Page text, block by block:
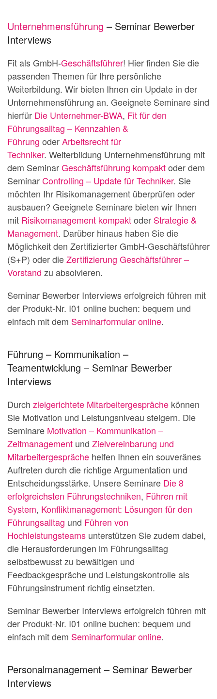
Unternehmensführung – Seminar Bewerber
Interviews
Fit als GmbH-Geschäftsführer! Hier finden Sie die
passenden Themen für Ihre persönliche
Weiterbildung. Wir bieten Ihnen ein Update in der
Unternehmensführung an. Geeignete Seminare sind
hierfür Die Unternehmer-BWA, Fit für den
Führungsalltag – Kennzahlen &
Führung oderArbeitsrecht für
Techniker. Weiterbildung Unternehmensführung mit
dem SeminarGeschäftsführung kompaktoder dem
Seminar Controlling – Update für Techniker. Sie
möchten Ihr Risikomanagement überprüfen oder
ausbauen? Geeignete Seminare bieten wir Ihnen
mit Risikomanagement kompaktoder Strategie &
Management. Darüber hinaus haben Sie die
Möglichkeit den Zertifizierter GmbH-Geschäftsführer
(S+P) oder dieZertifizierung Geschäftsführer –
Vorstand zu absolvieren.
Seminar Bewerber Interviews erfolgreich führen mit
der Produkt-Nr. I01 online buchen: bequem und
einfach mit dem Seminarformular online.
Führung – Kommunikation –
Teamentwicklung – Seminar Bewerber
Interviews
Durch zielgerichtete Mitarbeitergespräche können
Sie Motivation und Leistungsniveau steigern. Die
Seminare Motivation – Kommunikation –
Zeitmanagement und Zielvereinbarung und
Mitarbeitergespräche helfen Ihnen ein souveränes
Auftreten durch die richtige Argumentation und
Entscheidungsstärke. Unsere Seminare Die 8
erfolgreichsten Führungstechniken, Führen mit
System, Konfliktmanagement: Lösungen für den
Führungsalltag und Führen von
Hochleistungsteams unterstützen Sie zudem dabei,
die Herausforderungen im Führungsalltag
selbstbewusst zu bewältigen und
Feedbackgespräche und Leistungskontrolle als
Führungsinstrument richtig einsetzten.
Seminar Bewerber Interviews erfolgreich führen mit
der Produkt-Nr. I01 online buchen: bequem und
einfach mit dem Seminarformular online.
Personalmanagement – Seminar Bewerber
Interviews